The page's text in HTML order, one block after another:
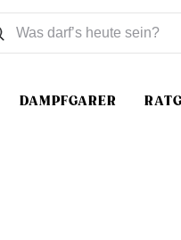
DAMPFGARER
Sie suchen